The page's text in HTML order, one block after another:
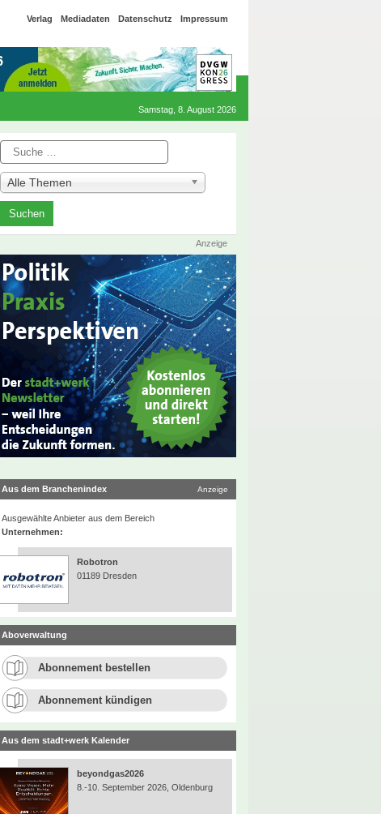
Verlag Mediadaten Datenschutz Impressum
Samstag, 8. August 2026
Suche
Alle Themen
Anzeige
Aus dem Branchenindex Anzeige
Ausgewählte Anbieter aus dem Bereich
Unternehmen:
Robotron
01189 Dresden
Aboverwaltung
Abonnement bestellen
Abonnement kündigen
Aus dem stadt+werk Kalender
beyondgas2026
8.-10. September 2026, Oldenburg